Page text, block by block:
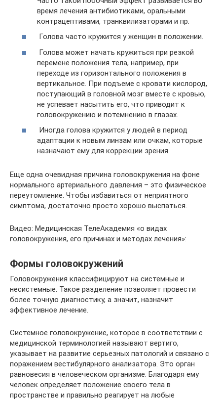
время лечения антибиотиками, оральными
контрацептивами, транквилизаторами и пр.
Голова часто кружится у женщин в положении.
Голова может начать кружиться при резкой
перемене положения тела, например, при
переходе из горизонтального положения в
вертикальное. При подъеме с кровати кислород,
поступающий в головной мозг вместе с кровью,
не успевает насытить его, что приводит к
головокружению и потемнению в глазах.
Иногда голова кружится у людей в период
адаптации к новым линзам или очкам, которые
назначают ему для коррекции зрения.
Еще одна очевидная причина головокружения на фоне
нормального артериального давления – это физическое
переутомление. Чтобы избавиться от неприятного
симптома, достаточно просто хорошо выспаться.
Видео: Медицинская ТелеАкадемия «о видах
головокружения, его причинах и методах лечения»:
Формы головокружений
Головокружения классифицируют на системные и
несистемные. Такое разделение позволяет провести
более точную диагностику, а значит, назначит
эффективное лечение.
Системное головокружение, которое в соответствии с
медицинской терминологией называют вертиго,
указывает на развитие серьезных патологий и связано с
поражением вестибулярного анализатора. Это орган
равновесия в человеческом организме. Благодаря ему
человек определяет положение своего тела в
пространстве и правильно реагирует на любые